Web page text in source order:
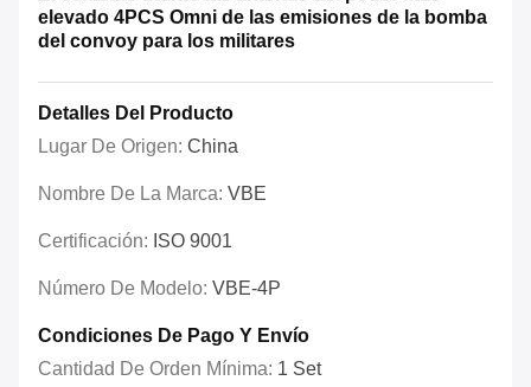
elevado 4PCS Omni de las emisiones de la bomba
del convoy para los militares
Detalles Del Producto
Lugar De Origen: China
Nombre De La Marca: VBE
Certificación: ISO 9001
Número De Modelo: VBE-4P
Condiciones De Pago Y Envío
Cantidad De Orden Mínima: 1 Set